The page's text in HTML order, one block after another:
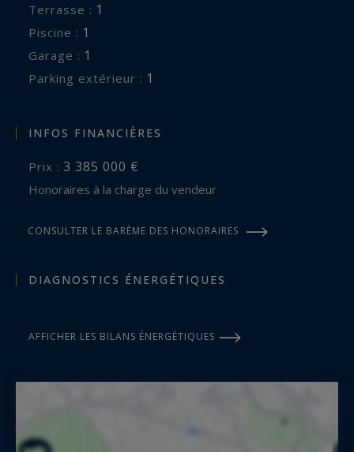
terrasse : 1
piscine : 1
garage : 1
parking extérieur : 1
INFOS FINANCIÈRES
Prix : 3 385 000 €
Honoraires à la charge du vendeur
CONSULTER LE BARÈME DES HONORAIRES
DIAGNOSTICS ÉNERGÉTIQUES
AFFICHER LES BILANS ÉNERGÉTIQUES